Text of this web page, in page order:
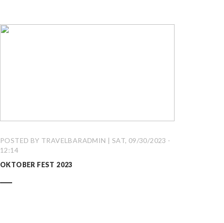
POSTED BY TRAVELBARADMIN | SAT, 09/30/2023 -
12:14
OKTOBER FEST 2023